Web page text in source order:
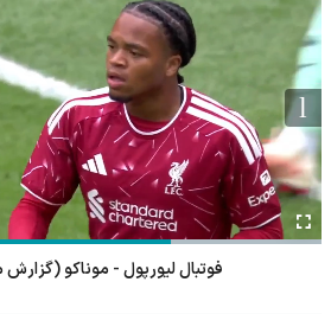
فوتبال لیورپول - موناکو